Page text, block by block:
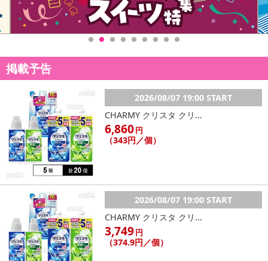
参考の掲載画像や画像内のバーコードなど、お届け商品と多少異な
る場合がございます。
また、[新たな加工食品の原料原産地表示制度]の経過措置期間の終
合がございます。
あらかじめご了承いただいた上でお申込みください。なお、本理由
によるお申込み後のキャンセル・返品交換は対応いたしかねます。
【お支払いについて】
※送料はお試し費用に含まれております。
※d払い、PayPay、au PAY、au PAY（auかんたん決済）、ソフトバ
ンクまとめて支払い、楽天ペイ、メルペイ、AEON Pay、Amazon
Payでお支払いの場合、決済のため外部サイトへ遷移します。
※予約商品は決済手段ごとに定められた決済期限日にお支払いを完
了することがございます。ご了承いただいたうえでお申し込みくだ
さい。
【配送伝票番号について】
※配送形態がメール便の商品については、商品の発送完了後、配送
掲載予告
2026/08/07 19:00 START
CHARMY クリスタ クリ...
6,860円
（343円／個）
2026/08/07 19:00 START
CHARMY クリスタ クリ...
3,749円
（374.9円／個）